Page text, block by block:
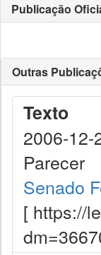
Publicação
Outras
Texto
2006-12-
Parecer
Senado
[ https://